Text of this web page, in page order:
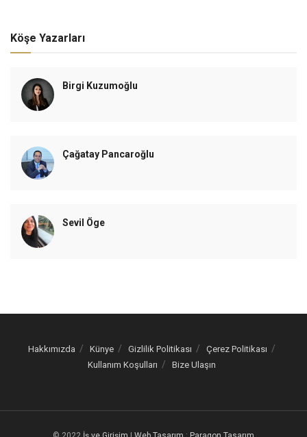
Köşe Yazarları
Birgi Kuzumoğlu
Çağatay Pancaroğlu
Sevil Öge
Hakkımızda Künye Gizlilik Politikası
Çerez Politikası
Kullanım Koşulları
Bize Ulaşın